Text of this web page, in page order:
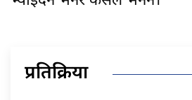
प्रतिक्रिया